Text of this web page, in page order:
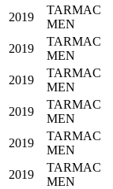
2019
TARMAC
MEN
2019
TARMAC
MEN
2019
TARMAC
MEN
2019
TARMAC
MEN
2019
TARMAC
MEN
2019
TARMAC
MEN